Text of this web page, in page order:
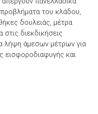
του κλάδου,
δουλειάς, μέτρα
διεκδικήσεις
λήψη άμεσων μέτρων για
εισφοροδιαφυγής και